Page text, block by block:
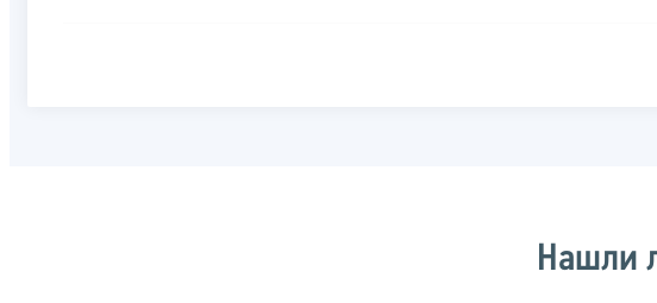
Нашли